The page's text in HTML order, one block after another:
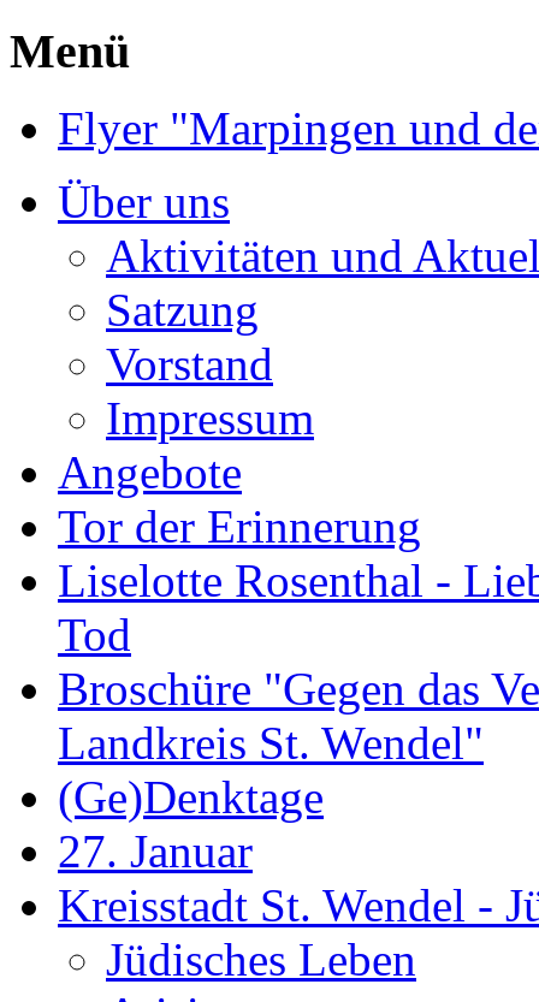
Menü
Flyer "Marpingen und
Über uns
Aktivitäten und
Satzung
Vorstand
Impressum
Angebote
Tor der Erinnerung
Liselotte Rosenthal -
Tod
Broschüre "Gegen das
Landkreis St. Wendel"
(Ge)Denktage
27. Januar
Kreisstadt St. Wendel -
Jüdisches Leben